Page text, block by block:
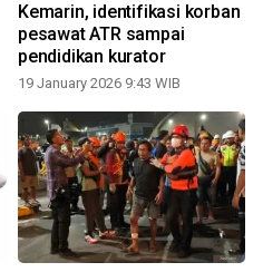
Kemarin, identifikasi korban
pesawat ATR sampai
pendidikan kurator
19 January 2026 9:43 WIB